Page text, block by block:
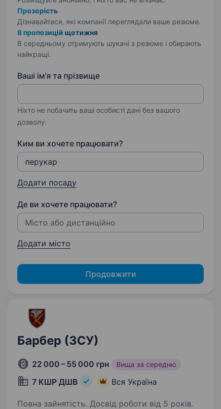
Прозорість
Дізнавайтеся, які компанії переглядали ваше резюме.
8 пропозицій щотижня
В середньому отримують шукачі з резюме і обирають
найкращі.
Ваші ім'я та прізвище
Ніхто не побачить ваші особисті дані без вашого
дозволу.
Ким ви хочете працювати?
Додати посаду
Де ви хочете працювати?
Додати місто
Продовжити
Барбер (ЗСУ)
22 000 – 55 000 грн Вища за середню
7 КШР ДШВ Вся Україна
Повна зайнятість. Досвід роботи від 5 років.